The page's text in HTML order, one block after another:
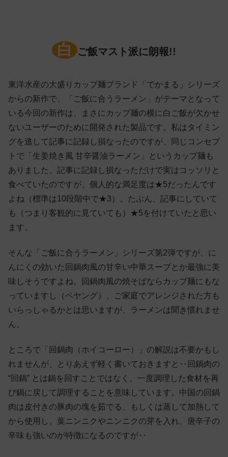
白 ご飯マスト派に朗報!!
東洋水産の大盛りカップ麺ブランド「でかまる」シリーズ
からの新作で、「ご飯に合うラーメン」がテーマとなって
いる今回の新作は、まさにカップ麺の横に白ご飯が欠かせ
ないユーザーのために開発された製品です。私はタイミン
グを逃して記事に記録し損なったのですが、同じコンセプ
トで「生姜焼き風 甘辛醤油ラーメン」というカップ麺も
ありました。記事に記録し損なっただけで実はコッソリと
食べていたのですが、個人的な満足度は★5だったんです
よね（標準は10段階中で★3）。たぶん、記事にしていて
も（つまり客観的に見ていても）★5を付けていたと思い
ます。
そんな「ご飯に合うラーメン」シリーズ第2弾ですが、に
んにくの効いた回鍋肉風の甘辛い中華スープとか最強に美
味しそうですよね。回鍋肉風の焼そばならカップ麺にもな
っていますし（ペヤング）、ご家庭でアレンジされた方も
いらっしゃるかとは思いますが、ラーメンは聞き慣れませ
ん。
ところで「回鍋肉（ホイコーロー）」の解説は不要かもし
れませんが、とりあえず軽く書いておきますと‥回鍋肉の
“回鍋” とは鍋を回すことではなく、一度調理した食材を再
び鍋に戻して調理することを意味しています。中国の回鍋
肉は皮付きの豚肉の塊を茹でる、もしくは蒸して加熱して
から使用し、葉ニンニクやニンニクの芽を入れ、唐辛子の
辛味も強いのが特徴になるのですが‥